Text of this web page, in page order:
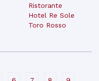
Ristorante
Hotel Re Sole
Toro Rosso